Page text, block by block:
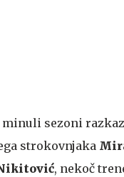
minuli sezoni
strokovnjaka
, nekoč